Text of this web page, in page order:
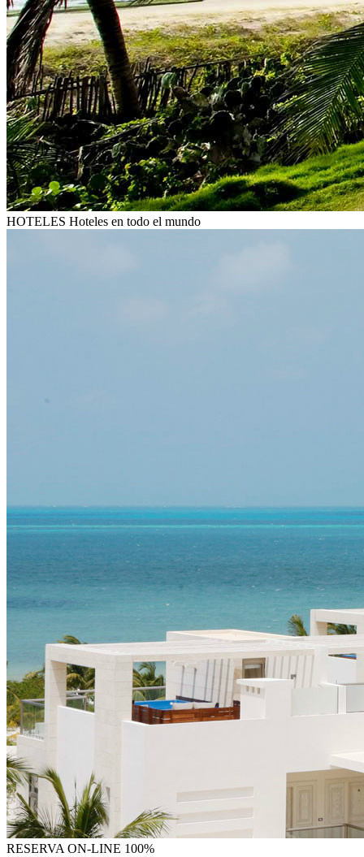
HOTELES Hoteles en todo el mundo
RESERVA ON-LINE 100%